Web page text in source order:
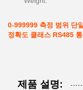
0-999999 측정 범위 단
정확도 클래스 RS485 통
제품 설명: